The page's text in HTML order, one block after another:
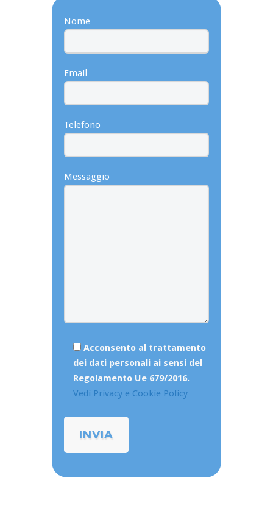
Nome
Email
Telefono
Messaggio
Acconsento al trattamento
dei dati personali ai sensi del
Regolamento Ue 679/2016.
Vedi Privacy e Cookie Policy